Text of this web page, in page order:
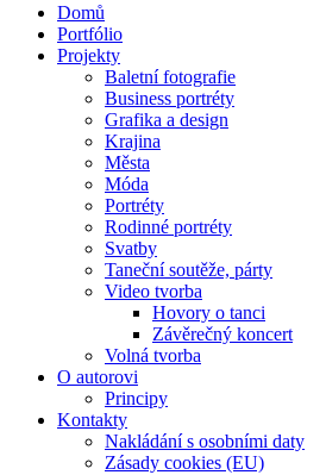
Domů
Portfólio
Projekty
Baletní fotografie
Business portréty
Grafika a design
Krajina
Města
Móda
Portréty
Rodinné portréty
Svatby
Taneční soutěže, párty
Video tvorba
Hovory o tanci
Závěrečný koncert
Volná tvorba
O autorovi
Principy
Kontakty
Nakládání s osobními daty
Zásady cookies (EU)